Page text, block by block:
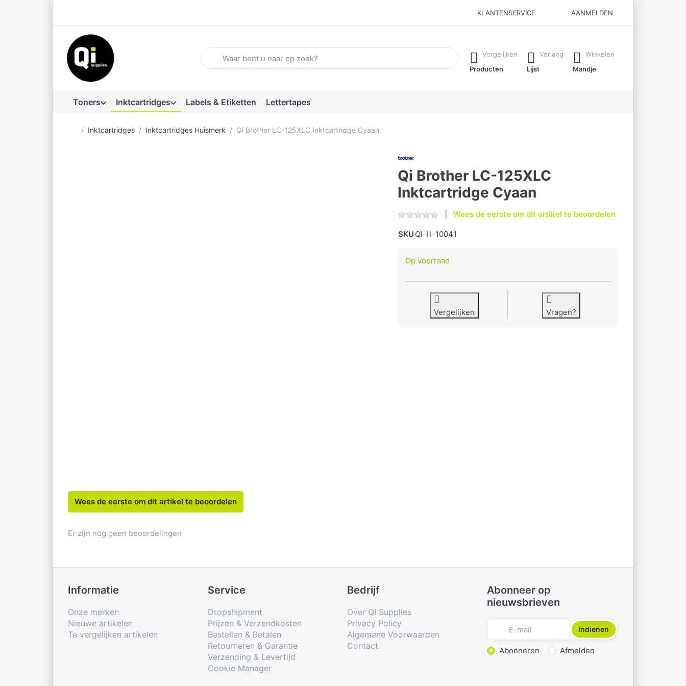
KLANTENSERVICE AANMELDEN
Voer een zoekterm in. De eerste resultaten verschijnen automatisch terwijl je typt. Druk op de Enter-toets om alle resultaten op te
Vergelijken
Producten
Verlang
Lijst
Winkelen
Mandje
Toners Inktcartridges Labels & Etiketten Lettertapes
Startpagina
Inktcartridges Inktcartridges Huismerk Qi Brother LC-125XLC Inktcartridge Cyaan
Qi Brother LC-125XLC
Inktcartridge Cyaan
Wees de eerste om dit artikel te beoordelen
SKU QI-H-10041
Op voorraad
Vergelijken Vragen?
Wees de eerste om dit artikel te beoordelen
Er zijn nog geen beoordelingen
Informatie
Onze merken
Nieuwe artikelen
Te vergelijken artikelen
Service
Dropshipment
Prijzen & Verzendkosten
Bestellen & Betalen
Retourneren & Garantie
Verzending & Levertijd
Cookie Manager
Bedrijf
Over QI Supplies
Privacy Policy
Algemene Voorwaarden
Contact
Abonneer op
nieuwsbrieven
Indienen
Actie kiezen
Abonneren Afmelden